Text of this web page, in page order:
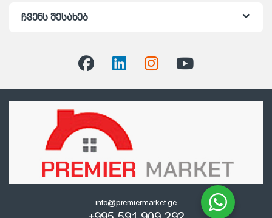
ჩვენს შესახებ
info@premiermarket.ge